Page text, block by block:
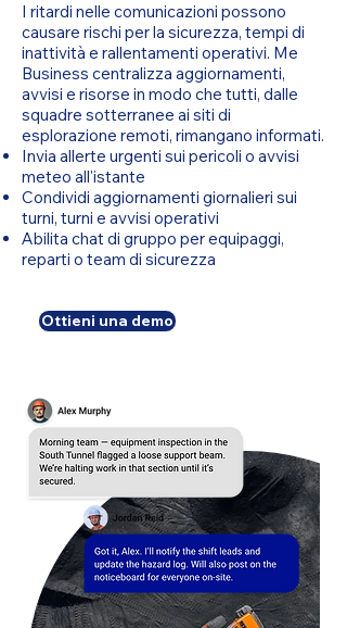
I ritardi nelle comunicazioni possono
causare rischi per la sicurezza, tempi di
inattività e rallentamenti operativi. Me
Business centralizza aggiornamenti,
avvisi e risorse in modo che tutti, dalle
squadre sotterranee ai siti di
esplorazione remoti, rimangano informati.
Invia allerte urgenti sui pericoli o avvisi
meteo all'istante
Condividi aggiornamenti giornalieri sui
turni, turni e avvisi operativi
Abilita chat di gruppo per equipaggi,
reparti o team di sicurezza
Ottieni una demo